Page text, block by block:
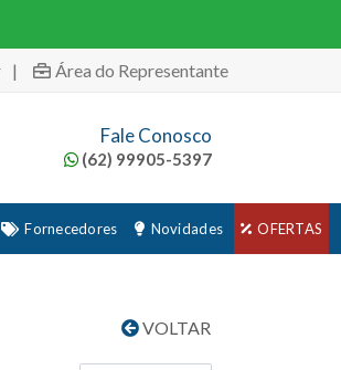
| Área do Representante
Fale Conosco
(62) 99905-5397
Fornecedores Novidades OFERTAS
VOLTAR